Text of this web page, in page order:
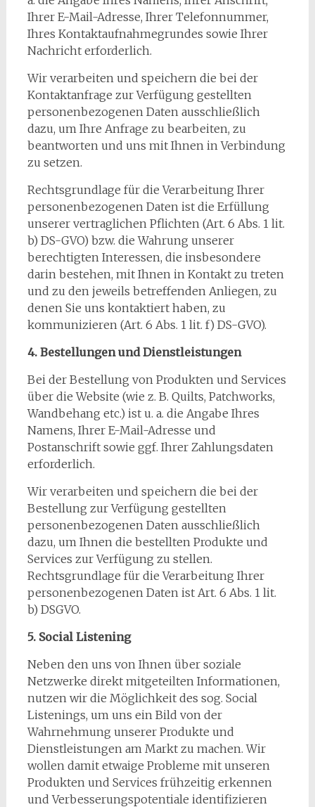
Ihrer E-Mail-Adresse, Ihrer Telefonnummer,
Ihres Kontaktaufnahmegrundes sowie Ihrer
Nachricht erforderlich.
Wir verarbeiten und speichern die bei der
Kontaktanfrage zur Verfügung gestellten
personenbezogenen Daten ausschließlich
dazu, um Ihre Anfrage zu bearbeiten, zu
beantworten und uns mit Ihnen in Verbindung
zu setzen.
Rechtsgrundlage für die Verarbeitung Ihrer
personenbezogenen Daten ist die Erfüllung
unserer vertraglichen Pflichten (Art. 6 Abs. 1 lit.
b) DS-GVO) bzw. die Wahrung unserer
berechtigten Interessen, die insbesondere
darin bestehen, mit Ihnen in Kontakt zu treten
und zu den jeweils betreffenden Anliegen, zu
denen Sie uns kontaktiert haben, zu
kommunizieren (Art. 6 Abs. 1 lit. f) DS-GVO).
4. Bestellungen und Dienstleistungen
Bei der Bestellung von Produkten und Services
über die Website (wie z. B. Quilts, Patchworks,
Wandbehang etc.) ist u. a. die Angabe Ihres
Namens, Ihrer E-Mail-Adresse und
Postanschrift sowie ggf. Ihrer Zahlungsdaten
erforderlich.
Wir verarbeiten und speichern die bei der
Bestellung zur Verfügung gestellten
personenbezogenen Daten ausschließlich
dazu, um Ihnen die bestellten Produkte und
Services zur Verfügung zu stellen.
Rechtsgrundlage für die Verarbeitung Ihrer
personenbezogenen Daten ist Art. 6 Abs. 1 lit.
b) DSGVO.
5. Social Listening
Neben den uns von Ihnen über soziale
Netzwerke direkt mitgeteilten Informationen,
nutzen wir die Möglichkeit des sog. Social
Listenings, um uns ein Bild von der
Wahrnehmung unserer Produkte und
Dienstleistungen am Markt zu machen. Wir
wollen damit etwaige Probleme mit unseren
Produkten und Services frühzeitig erkennen
und Verbesserungspotentiale identifizieren